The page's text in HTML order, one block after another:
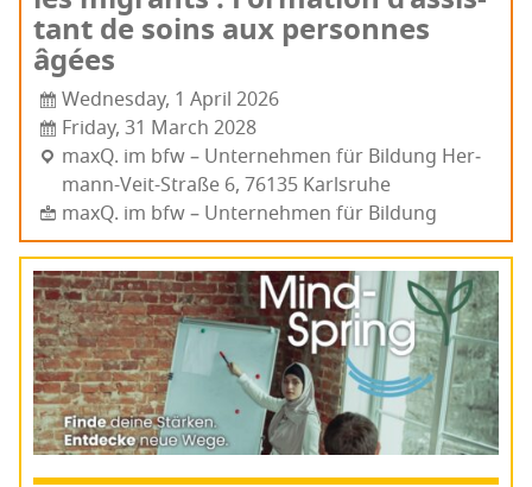
tant de soins aux per­sonnes
âgées
Wednesday, 1 April 2026
Friday, 31 March 2028
maxQ. im bfw – Unter­neh­men für Bildung Her­
mann-Veit-Straße 6, 76135 Karls­ruhe
maxQ. im bfw – Unternehmen für Bildung